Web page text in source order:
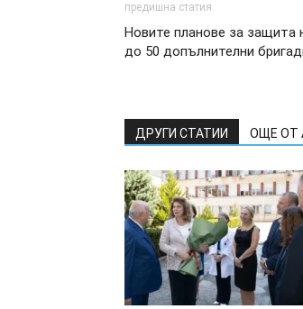
предишна статия
Новите планове за защита
до 50 допълнителни
ДРУГИ СТАТИИ ОЩЕ ОТ